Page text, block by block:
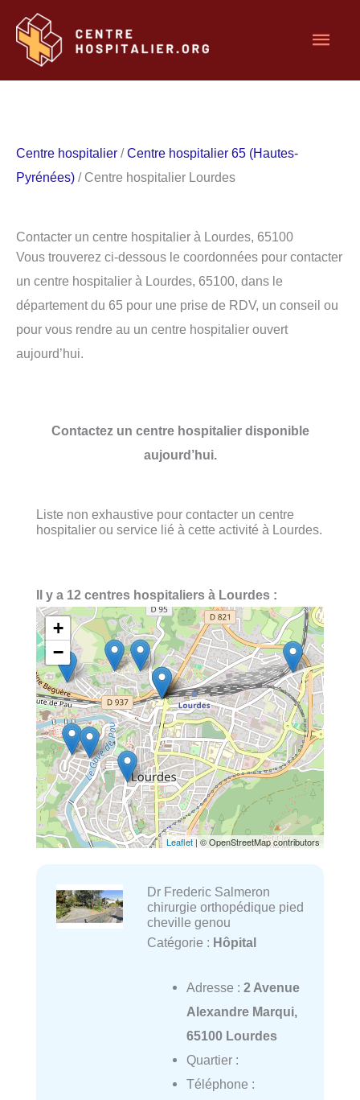
contenu
Centre hospitalier /Centre hospitalier 65 (Hautes-
Pyrénées) / Centre hospitalier Lourdes
Contacter un centre hospitalier à Lourdes, 65100
Vous trouverez ci-dessous le coordonnées pour contacter
un centre hospitalier à Lourdes, 65100, dans le
département du 65 pour une prise de RDV, un conseil ou
pour vous rendre au un centre hospitalier ouvert
aujourd’hui.
Contactez un centre hospitalier disponible
aujourd’hui.
Liste non exhaustive pour contacter un centre
hospitalier ou service lié à cette activité à Lourdes.
Il y a 12 centres hospitaliers à Lourdes :
+
−
Leaflet| © OpenStreetMap contributors
Dr Frederic Salmeron
chirurgie orthopédique pied
cheville genou
Catégorie : Hôpital
Adresse : 2 Avenue
Alexandre Marqui,
65100 Lourdes
Quartier :
Téléphone :